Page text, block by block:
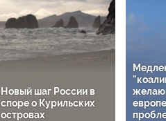
Новый шаг России в
споре о Курильских
островах